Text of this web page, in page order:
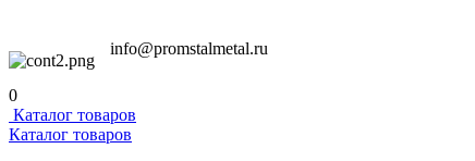
info@promstalmetal.ru
0
Каталог товаров
Каталог товаров